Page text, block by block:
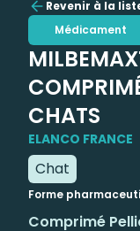
Revenir à la
Médicament
CHATS
ELANCO FRANCE
Chat
Forme
Comprimé